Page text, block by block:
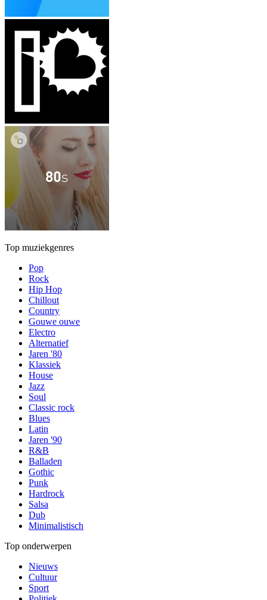
Top muziekgenres
Pop
Rock
Hip Hop
Chillout
Country
Gouwe ouwe
Electro
Alternatief
Jaren '80
Klassiek
House
Jazz
Soul
Classic rock
Blues
Latin
Jaren '90
R&B
Balladen
Gothic
Punk
Hardrock
Salsa
Dub
Minimalistisch
Top onderwerpen
Nieuws
Cultuur
Sport